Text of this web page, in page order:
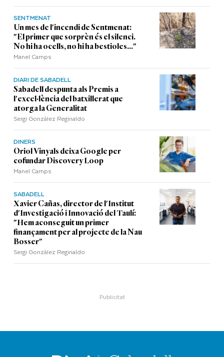
SENTMENAT
Un mes de l'incendi de Sentmenat:
"El primer que sorprèn és el silenci.
No hi ha ocells, no hi ha bestioles..."
Manel Camps
DIARI DE SABADELL
Sabadell despunta als Premis a
l'excel·lència del batxillerat que
atorga la Generalitat
Sergi Gonzàlez Reginaldo
DINERS
Oriol Vinyals deixa Google per
cofundar Discovery Loop
Manel Camps
SABADELL
Xavier Cañas, director de l'Institut
d'Investigació i Innovació del Taulí:
"Hem aconseguit un primer
finançament per al projecte de la Nau
Bosser"
Sergi Gonzàlez Reginaldo